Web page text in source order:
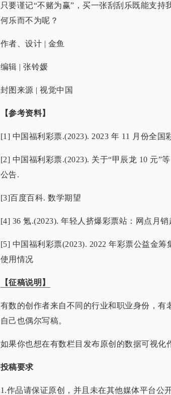
只要谨记“不赌为赢”，买一张刮刮乐既能支持
何乐而不为呢？
作者、设计 | 金鱼
编辑 | 张铃媛
封图来源 | 视觉中国
【参考资料】
[1] 中国福利彩票.(2023). 2023 年 11 月份全国
[2] 中国福利彩票.(2023). 关于“甲辰龙 10 元”
公告.
[3]百度百科. 数学期望
[4] 36 氪.(2023). 年轻人挤爆彩票站：网点月
[5] 中国福利彩票(2023). 2022 年彩票公益金
使用情况
【征稿说明】
有数的创作者来自不同的行业和职业身份，
自己也偶尔写稿。
如果你也想在有数栏目发布原创的数据可视化
投稿要求
1.作品请保证原创，并且未在其他媒体平台公